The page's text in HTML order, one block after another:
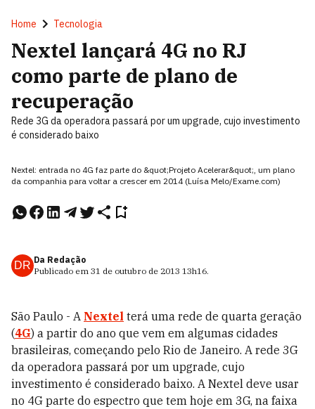
Home Tecnologia
Nextel lançará 4G no RJ
como parte de plano de
recuperação
Rede 3G da operadora passará por um upgrade, cujo investimento
é considerado baixo
Nextel: entrada no 4G faz parte do &quot;Projeto Acelerar&quot;, um plano
da companhia para voltar a crescer em 2014 (Luísa Melo/Exame.com)
DR Da Redação
Publicado em 31 de outubro de 2013 13h16.
São Paulo - A Nextel terá uma rede de quarta geração
(4G) a partir do ano que vem em algumas cidades
brasileiras, começando pelo Rio de Janeiro. A rede 3G
da operadora passará por um upgrade, cujo
investimento é considerado baixo. A Nextel deve usar
no 4G parte do espectro que tem hoje em 3G, na faixa